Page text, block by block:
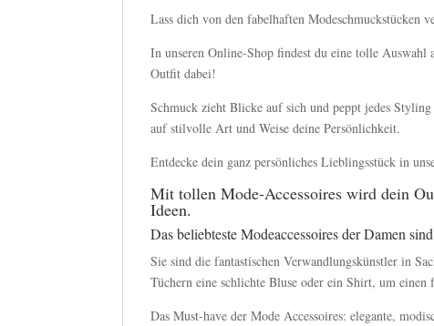
Lass dich von den fabelhaften Modeschmuckstücken
In unseren Online-Shop findest du eine tolle Auswahl
Outfit dabei!
Schmuck zieht Blicke auf sich und peppt jedes
auf stilvolle Art und Weise deine Persönlichkeit.
Entdecke dein ganz persönliches Lieblingsstück in
Mit tollen Mode-Accessoires wird dein
Ideen.
Das beliebteste Modeaccessoires der Damen
Sie sind die fantastischen Verwandlungskünstler in
Tüchern eine schlichte Bluse oder ein Shirt, um einen
Das Must-have der Mode Accessoires: elegante,